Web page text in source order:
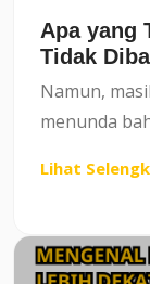
Apa yang
Tidak
Namun,
menunda
sebenarnya
Lihat